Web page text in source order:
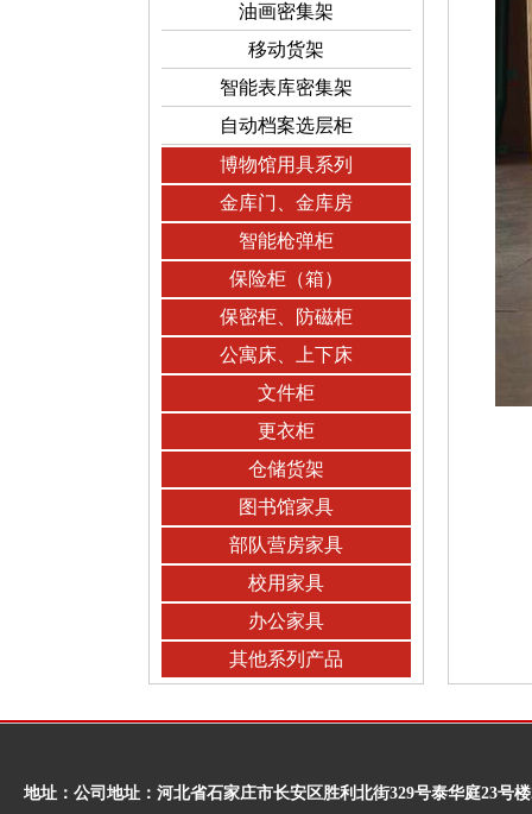
油画密集架
移动货架
智能表库密集架
自动档案选层柜
博物馆用具系列
金库门、金库房
智能枪弹柜
保险柜（箱）
保密柜、防磁柜
公寓床、上下床
文件柜
更衣柜
仓储货架
图书馆家具
部队营房家具
校用家具
办公家具
其他系列产品
地址：公司地址：河北省石家庄市长安区胜利北街329号泰华庭23号